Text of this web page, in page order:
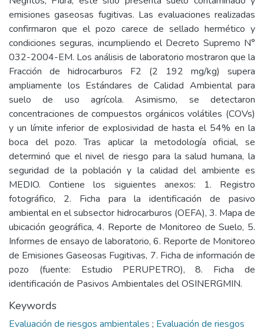
emisiones gaseosas fugitivas. Las evaluaciones realizadas
confirmaron que el pozo carece de sellado hermético y
condiciones seguras, incumpliendo el Decreto Supremo N°
032-2004-EM. Los análisis de laboratorio mostraron que la
Fracción de hidrocarburos F2 (2 192 mg/kg) supera
ampliamente los Estándares de Calidad Ambiental para
suelo de uso agrícola. Asimismo, se detectaron
concentraciones de compuestos orgánicos volátiles (COVs)
y un límite inferior de explosividad de hasta el 54% en la
boca del pozo. Tras aplicar la metodología oficial, se
determinó que el nivel de riesgo para la salud humana, la
seguridad de la población y la calidad del ambiente es
MEDIO. Contiene los siguientes anexos: 1. Registro
fotográfico, 2. Ficha para la identificación de pasivo
ambiental en el subsector hidrocarburos (OEFA), 3. Mapa de
ubicación geográfica, 4. Reporte de Monitoreo de Suelo, 5.
Informes de ensayo de laboratorio, 6. Reporte de Monitoreo
de Emisiones Gaseosas Fugitivas, 7. Ficha de información de
pozo (fuente: Estudio PERUPETRO), 8. Ficha de
identificación de Pasivos Ambientales del OSINERGMIN.
Keywords
Evaluación de riesgos ambientales ; Evaluación de riesgos